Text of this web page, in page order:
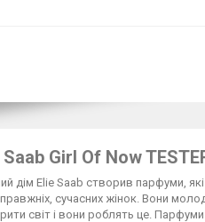
Saab Girl Of Now
дім Elie Saab створив парфуми,
сучасних жінок. Вони
світ і вони роблять це.